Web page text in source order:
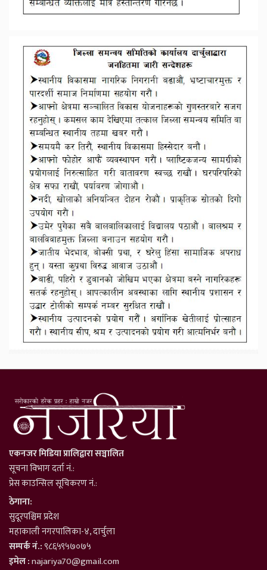
एकनजर मिडिया प्रालिद्वारा सञ्चालित
सूचना विभाग दर्ता नं.:
प्रेस काउन्सिल सूचिकरण नं.:
ठेगाना:
सुदूरपश्चिम प्रदेश
महाकाली नगरपालिका-४, दार्चुला
सम्पर्क नं.:९८६५९५७०७५
इमेल :najariya70@gmail.com